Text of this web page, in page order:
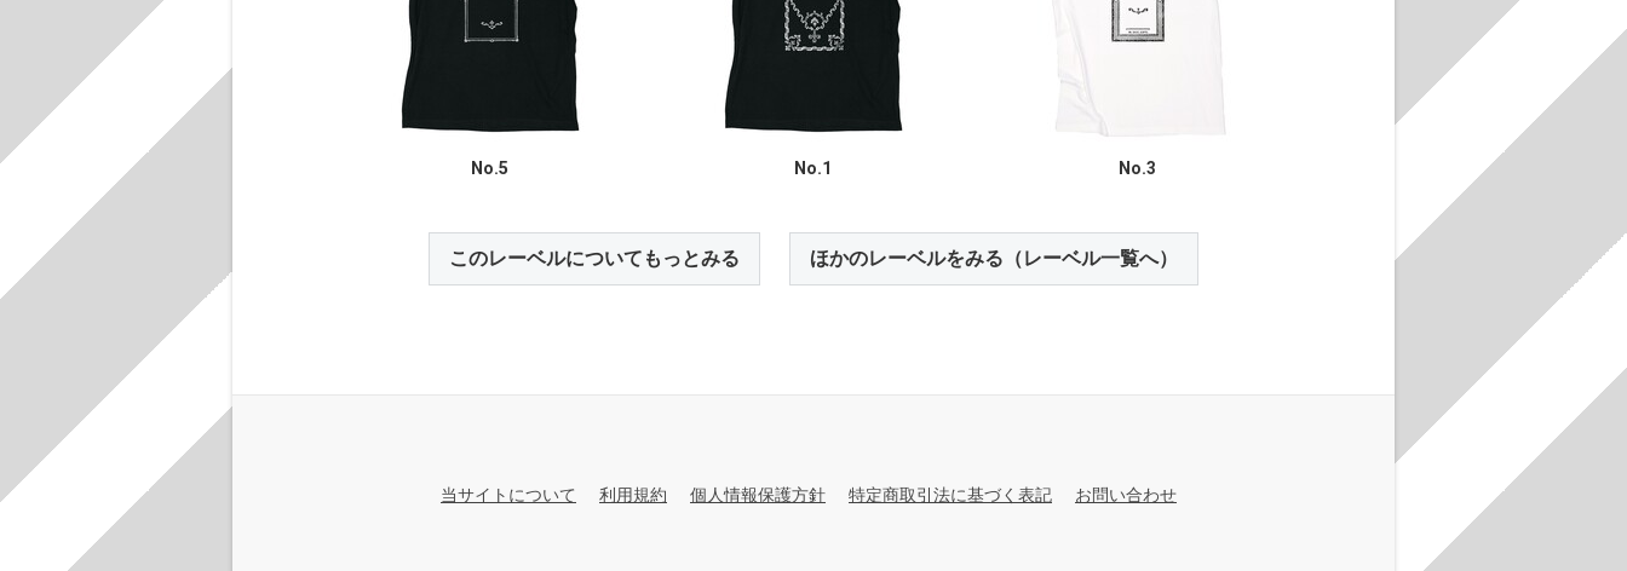
No.5 No.1 No.3
このレーベルについてもっとみる ほかのレーベルをみる（レーベル一覧へ）
当サイトについて 利用規約 個人情報保護方針 特定商取引法に基づく表記 お問い合わせ